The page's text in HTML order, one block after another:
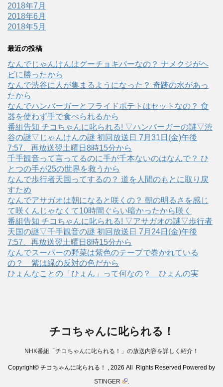
2018年7月
2018年6月
2018年5月
最近の投稿
なんでじゃんけんはグーチョキパーなの？ ナメクジがヘ
ビに勝ったから
なんで渋谷に人が集まるようになった？ 奇跡の水があっ
たから
なんでハンバーガーとフライドポテトはセットなの？ 食
器を使わず手で食べられるから
番組告知 チコちゃんに叱られる! ▽ハンバーガーの謎▽渋
谷の謎▽じゃんけんの謎 初回放送日 7月31日(金)午後
7:57、再放送翌土曜日8時15分から
千手観音って言ってるのに手が千本ないのはなんで？ ひ
とつの手が25の世界を救うから
なんで歩行者天国ってするの？ 道を人間のもとに取り戻
すため
なんでアサガオは朝になると咲くの？ 朝の明るさを感じ
て咲くんじゃなくて10時間ぐらい暗かったから咲く
番組告知 チコちゃんに叱られる! ▽アサガオの謎▽歩行者
天国の謎▽千手観音の謎 初回放送日 7月24日(金)午後
7:57、再放送翌土曜日8時15分から
なんでスーパーの野菜は紫色のテープで巻かれている
の？ 紫は緑の反対の色だから
ひょんなことの「ひょん」って何なの？ ひょんの実
チコちゃんに叱られる！
NHK番組「チコちゃんに叱られる！」の放送内容を詳しく紹介！
Copyright© チコちゃんに叱られる！ , 2026 All Rights Reserved Powered by
STINGER
.